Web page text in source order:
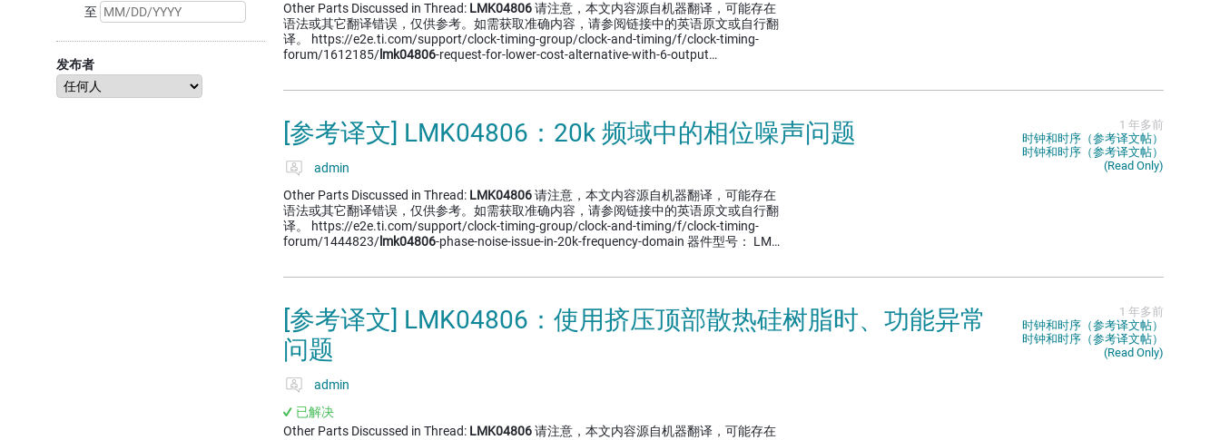
至
发布者
Other Parts Discussed in Thread: LMK04806请注意，本文内容源自机器翻译，可能存在
语法或其它翻译错误，仅供参考。如需获取准确内容，请参阅链接中的英语原文或自行翻
译。 https://e2e.ti.com/support/clock-timing-group/clock-and-timing/f/clock-timing-
forum/1612185/ lmk04806-request-for-lower-cost-alternative-with-6-output…
[参考译文] LMK04806：20k 频域中的相位噪声问题
admin
Other Parts Discussed in Thread: LMK04806请注意，本文内容源自机器翻译，可能存在
语法或其它翻译错误，仅供参考。如需获取准确内容，请参阅链接中的英语原文或自行翻
译。 https://e2e.ti.com/support/clock-timing-group/clock-and-timing/f/clock-timing-
forum/1444823/ lmk04806-phase-noise-issue-in-20k-frequency-domain 器件型号： LM…
1 年多前
时钟和时序（参考译文帖）
时钟和时序（参考译文帖）
(Read Only)
[参考译文] LMK04806：使用挤压顶部散热硅树脂时、功能异常
问题
admin
已解决
Other Parts Discussed in Thread: LMK04806请注意，本文内容源自机器翻译，可能存在
1 年多前
时钟和时序（参考译文帖）
时钟和时序（参考译文帖）
(Read Only)